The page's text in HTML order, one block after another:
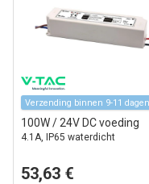
Verzending binnen 9-11 dagen
100W / 24V DC voeding
4.1A, IP65 waterdicht
53,63 €